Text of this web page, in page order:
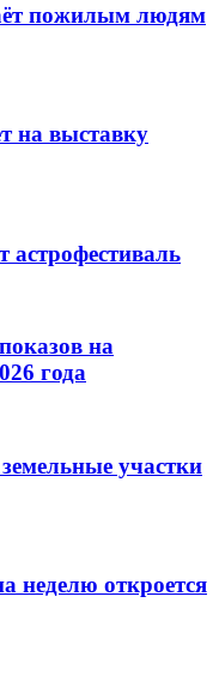
пожилым людям
на выставку
астрофестиваль
на
года
участки
неделю откроется